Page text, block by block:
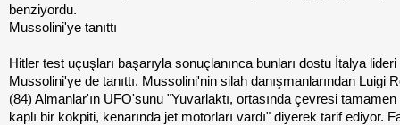
benziyordu.
Mussolini'ye tanıttı
Hitler test uçuşları başarıyla sonuçlanınca bunları dostu İtalya lideri
Mussolini'ye de tanıttı. Mussolini'nin silah danışmanlarından Luigi
(84) Almanlar'ın UFO'sunu "Yuvarlaktı, ortasında çevresi
kaplı bir kokpiti, kenarında jet motorları vardı" diyerek tarif ediyor.